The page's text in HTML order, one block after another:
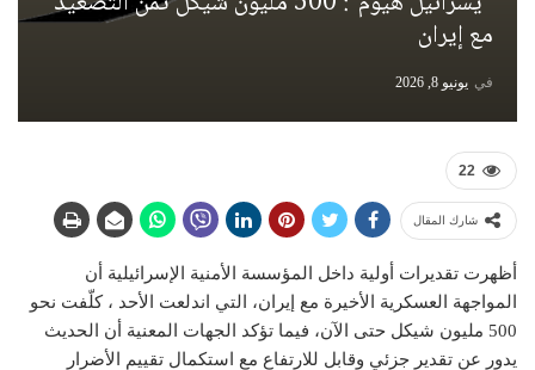
مع إيران
في يونيو 8, 2026
22
شارك المقال
أظهرت تقديرات أولية داخل المؤسسة الأمنية الإسرائيلية أن
المواجهة العسكرية الأخيرة مع إيران، التي اندلعت الأحد ، كلّفت نحو
500 مليون شيكل حتى الآن، فيما تؤكد الجهات المعنية أن الحديث
يدور عن تقدير جزئي وقابل للارتفاع مع استكمال تقييم الأضرار